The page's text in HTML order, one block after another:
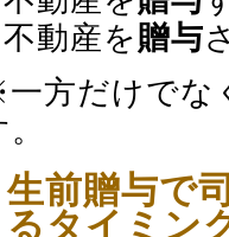
不動産を贈与
方だけでな
生前贈与で
るタイミン